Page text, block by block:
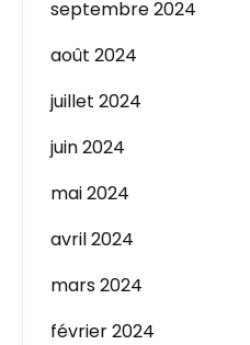
septembre 2024
août 2024
juillet 2024
juin 2024
mai 2024
avril 2024
mars 2024
février 2024